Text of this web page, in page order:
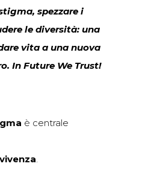
spezzare i
le diversità: una
vita a una nuova
In Future We Trust!
è centrale
.